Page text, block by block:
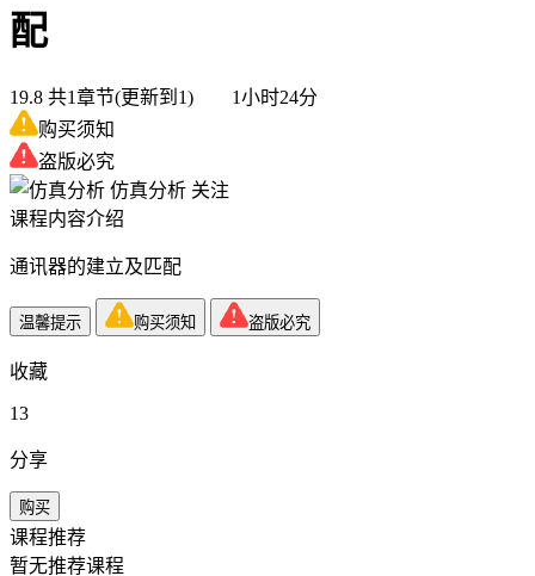
配
19.8 共1章节(更新到1) 1小时24分
购买须知
盗版必究
仿真分析 关注
课程内容介绍
通讯器的建立及匹配
温馨提示 购买须知 盗版必究
收藏
13
分享
购买
课程推荐
暂无推荐课程